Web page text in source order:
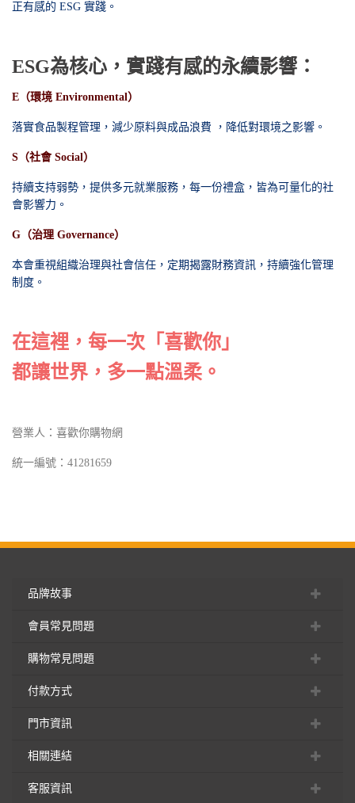
正有感的 ESG 實踐。
ESG為核心，實踐有感的永續影響：
E（環境 Environmental）
落實食品製程管理，減少原料與成品浪費 ，降低對環境之影響。
S（社會 Social）
持續支持弱勢，提供多元就業服務，每一份禮盒，皆為可量化的社
會影響力。
G（治理 Governance）
本會重視組織治理與社會信任，定期揭露財務資訊，持續強化管理
制度。
在這裡，每一次「喜歡你」
都讓世界，多一點溫柔。
營業人：喜歡你購物網
統一編號：41281659
品牌故事
會員常見問題
購物常見問題
付款方式
門市資訊
相關連結
客服資訊